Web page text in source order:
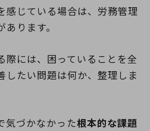
感じている場合は、労務管理
ります。
際には、困っていることを全
したい問題は何か、整理しま
気づかなかった根本的な課題